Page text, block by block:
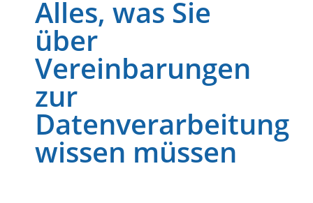
Alles, was Sie
über
Vereinbarungen
zur
Datenverarbeitung
wissen müssen